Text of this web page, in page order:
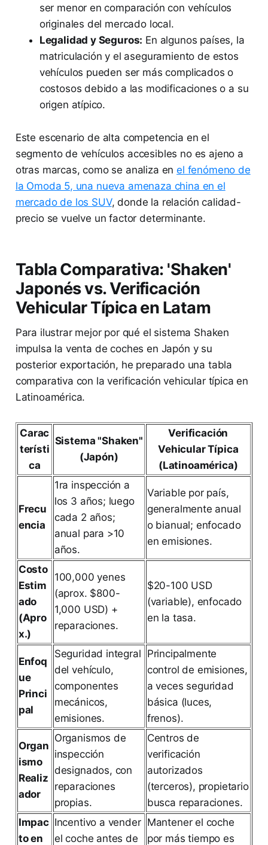
ser menor en comparación con vehículos
originales del mercado local.
Legalidad y Seguros: En algunos países, la
matriculación y el aseguramiento de estos
vehículos pueden ser más complicados o
costosos debido a las modificaciones o a su
origen atípico.
Este escenario de alta competencia en el
segmento de vehículos accesibles no es ajeno a
otras marcas, como se analiza enel fenómeno de
la Omoda 5, una nueva amenaza china en el
mercado de los SUV, donde la relación calidad-
precio se vuelve un factor determinante.
Tabla Comparativa: 'Shaken'
Japonés vs. Verificación
Vehicular Típica en Latam
Para ilustrar mejor por qué el sistema Shaken
impulsa la venta de coches en Japón y su
posterior exportación, he preparado una tabla
comparativa con la verificación vehicular típica en
Latinoamérica.
Carac
terísti
ca
Sistema "Shaken"
(Japón)
Verificación
Vehicular Típica
(Latinoamérica)
Frecu
encia
1ra inspección a
los 3 años; luego
cada 2 años;
anual para >10
años.
Variable por país,
generalmente anual
o bianual; enfocado
en emisiones.
Costo
Estim
ado
(Apro
x.)
100,000 yenes
(aprox. $800-
1,000 USD) +
reparaciones.
$20-100 USD
(variable), enfocado
en la tasa.
Enfoq
ue
Princi
pal
Seguridad integral
del vehículo,
componentes
mecánicos,
emisiones.
Principalmente
control de emisiones,
a veces seguridad
básica (luces,
frenos).
Organ
ismo
Realiz
ador
Organismos de
inspección
designados, con
reparaciones
propias.
Centros de
verificación
autorizados
(terceros), propietario
busca reparaciones.
Impac
to en
Incentivo a vender
el coche antes de
Mantener el coche
por más tiempo es